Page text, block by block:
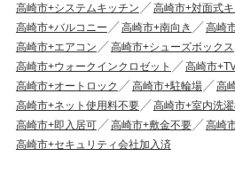
高崎市+システムキッチン
高崎市+対面式
高崎市+バルコニー
高崎市+南向き
高崎
高崎市+エアコン
高崎市+シューズボックス
高崎市+ウォークインクロゼット
高崎市
高崎市+オートロック
高崎市+駐輪場
高
高崎市+ネット使用料不要
高崎市+室内洗
高崎市+即入居可
高崎市+敷金不要
高崎
高崎市+セキュリティ会社加入済